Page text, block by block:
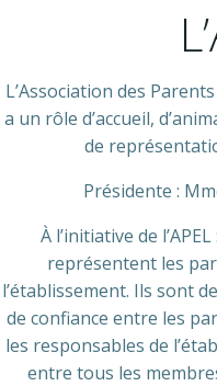
L’Association des
a un rôle d’accueil,
de
Présidente :
À l’initiative de
représentent les
l’établissement. Ils sont
de confiance entre les
les responsables de
entre tous les